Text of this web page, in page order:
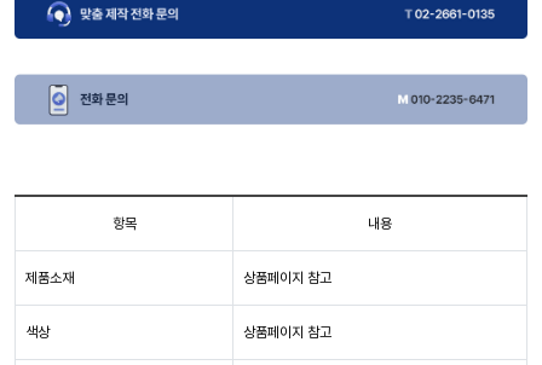
항목 내용
제품소재 상품페이지 참고
색상 상품페이지 참고